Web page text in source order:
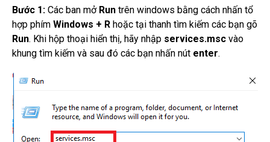
Bước 1: Các ban mở Run trên windows bằng cách nhấn tổ
hợp phím Windows + R hoặc tại thanh tìm kiếm các bạn gõ
Run. Khi hộp thoại hiển thị, hãy nhập services.msc vào
khung tìm kiếm và sau đó các bạn nhấn nút enter.